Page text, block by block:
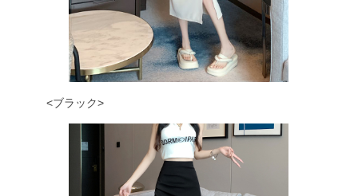
<ブラック>